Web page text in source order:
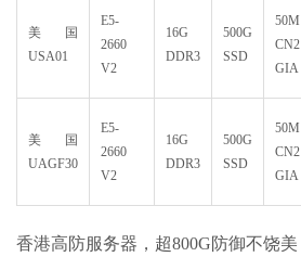
美国
USA01
E5-
2660
V2
16G
DDR3
500G
SSD
50M
CN2
GIA
美国
UAGF30
E5-
2660
V2
16G
DDR3
500G
SSD
50M
CN2
GIA
香港高防服务器，超800G防御不饶美